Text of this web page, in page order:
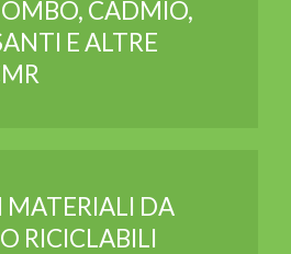
CADMIO,
E ALTRE
MATERIALI DA
RICICLABILI